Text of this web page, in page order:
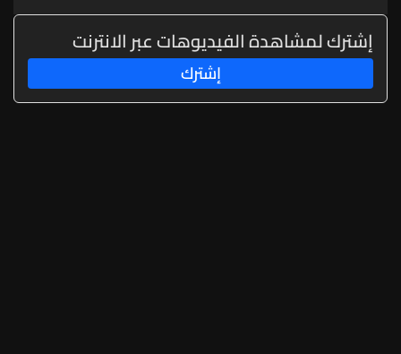
إشترك لمشاهدة الفيديوهات عبر الانترنت
إشترك